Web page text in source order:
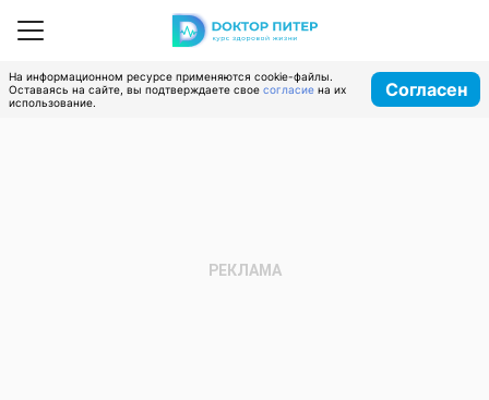
На информационном ресурсе применяются cookie-файлы.
Оставаясь на сайте, вы подтверждаете свое согласие на их
использование.
Согласен